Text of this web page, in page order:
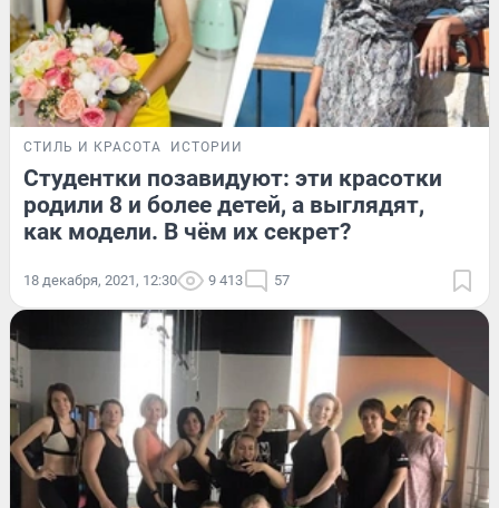
СТИЛЬ И КРАСОТА ИСТОРИИ
Студентки позавидуют: эти красотки
родили 8 и более детей, а выглядят,
как модели. В чём их секрет?
18 декабря, 2021, 12:30 9 413 57